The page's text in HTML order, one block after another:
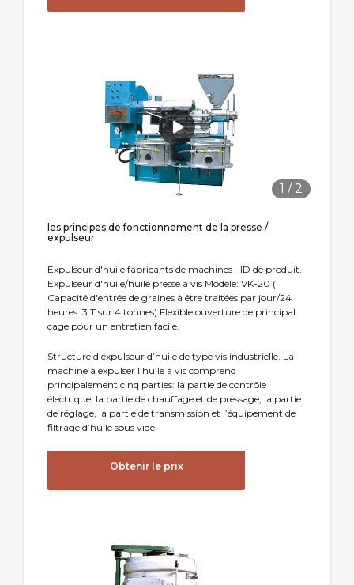
1 / 2
les principes de fonctionnement de la presse /
expulseur
Expulseur d'huile fabricants de machines--ID de produit.
Expulseur d'huile/huile presse à vis Modèle: VK-20 (
Capacité d'entrée de graines à être traitées par jour/24
heures: 3 T sur 4 tonnes) Flexible ouverture de principal
cage pour un entretien facile.
Structure d’expulseur d’huile de type vis industrielle. La
machine à expulser l’huile à vis comprend
principalement cinq parties: la partie de contrôle
électrique, la partie de chauffage et de pressage, la partie
de réglage, la partie de transmission et l’équipement de
filtrage d’huile sous vide.
Obtenir le prix